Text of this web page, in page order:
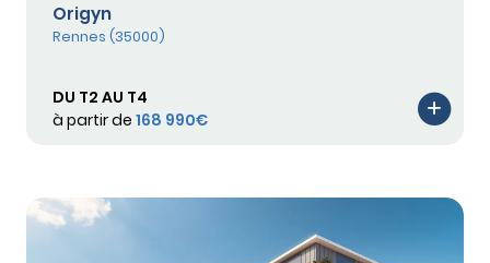
Origyn
Rennes (35000)
DU T2 AU T4
à partir de 168 990€